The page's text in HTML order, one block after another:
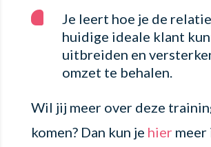
Je leert hoe je de
huidige ideale klant
uitbreiden en
omzet te behalen.
Wil jij meer over deze
komen? Dan kun je hier